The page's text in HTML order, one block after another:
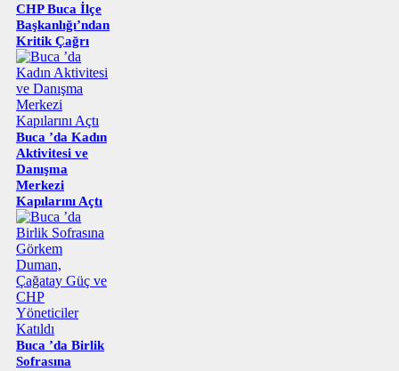
CHP Buca İlçe
Başkanlığı’ndan
Kritik Çağrı
Buca ’da Kadın
Aktivitesi ve
Danışma
Merkezi
Kapılarını Açtı
Buca ’da Birlik
Sofrasına